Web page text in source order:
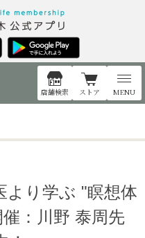
店舗検索 ストア MENU
より学ぶ "瞑想体
：川野 泰周先